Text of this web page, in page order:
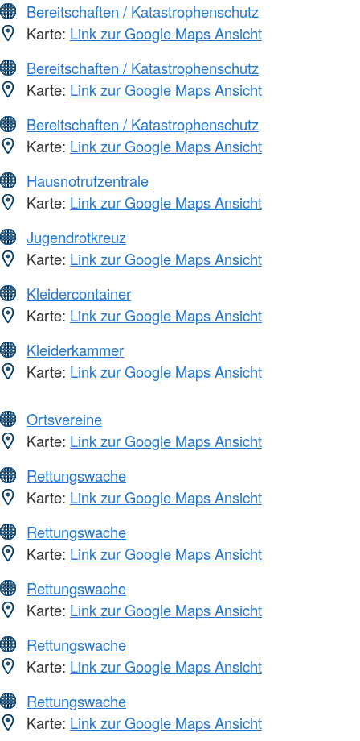
Bereitschaften / Katastrophenschutz
Karte: Link zur Google Maps Ansicht
Bereitschaften / Katastrophenschutz
Karte: Link zur Google Maps Ansicht
Bereitschaften / Katastrophenschutz
Karte: Link zur Google Maps Ansicht
Hausnotrufzentrale
Karte: Link zur Google Maps Ansicht
Jugendrotkreuz
Karte: Link zur Google Maps Ansicht
Kleidercontainer
Karte: Link zur Google Maps Ansicht
Kleiderkammer
Karte: Link zur Google Maps Ansicht
Ortsvereine
Karte: Link zur Google Maps Ansicht
Rettungswache
Karte: Link zur Google Maps Ansicht
Rettungswache
Karte: Link zur Google Maps Ansicht
Rettungswache
Karte: Link zur Google Maps Ansicht
Rettungswache
Karte: Link zur Google Maps Ansicht
Rettungswache
Karte: Link zur Google Maps Ansicht